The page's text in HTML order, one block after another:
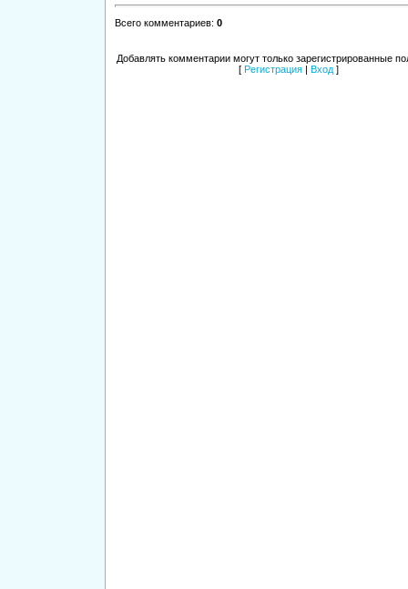
Всего комментариев: 0
Добавлять комментарии могут только зарегистрированные
[ Регистрация Вход ]